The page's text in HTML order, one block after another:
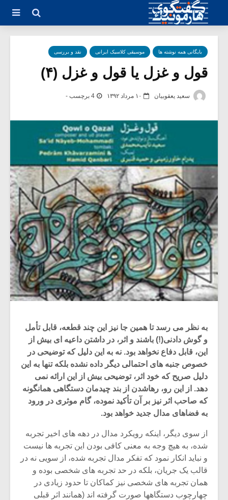
بایگانی همه نوشته ها موسیقی کلاسیک ایرانی نقد و بررسی
قول و غزل یا قول و غزل (۴)
سعید یعقوبیان ۱۰ مرداد ۱۳۹۲ 4 برچسب -
به نظر می رسد تا همین جا نیز این چند قطعه، قابل تأمل
و گوش دادنی(!) باشند و اثر، در داشتن داعیه ای بیش از
این، قابل دفاع نخواهد بود. نه به این دلیل که توضیحی در
خصوص جنبه های احتمالی دیگر داده نشده بلکه تنها به این
دلیل صریح که خود اثر، توضیحی بیش از این ارائه نمی
دهد. از این رو، رهاشدن از بند چیدمان دستگاهی همانگونه
که صاحب اثر نیز بر آن تأکید نموده، گام موثری در ورود
به فضاهای مدال جدید خواهد بود.
از سوی دیگر، اینکه رویکرد مدال در دهه های اخیر تجربه
شده، به هیچ وجه به معنی کافی بودن این تجربه ها نیست
و نباید انکار نمود که تفکر مدال تجربه شده، ‌از سویی نه در
قالب یک جریان، بلکه در حد تجربه های شخصی بوده و
همان تجربه های شخصی نیز کماکان تا حدود زیادی در
چهارچوب دستگاهها صورت گرفته اند (همانند اثر قبلی